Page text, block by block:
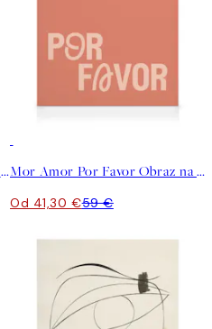
Under the Citrus Tree Obraz na plátne Mor Amor Por Favor Obraz na plátne
Od 41,30 €59 €